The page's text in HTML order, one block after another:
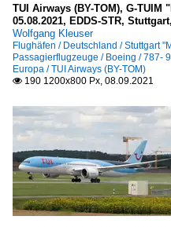
TUI Airways (BY-TOM), G-TUIM
05.08.2021, EDDS-STR,
Wolfgang Kleuser
Flughäfen / Deutschland / Stuttgart
Passagierflugzeuge / Boeing / 787-
Europa / TUI Airways (BY-TOM)
 190 1200x800 Px, 08.09.2021